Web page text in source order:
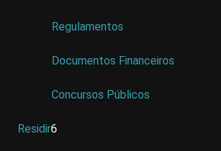
Regulamentos
Documentos Financeiros
Concursos Públicos
Residir6